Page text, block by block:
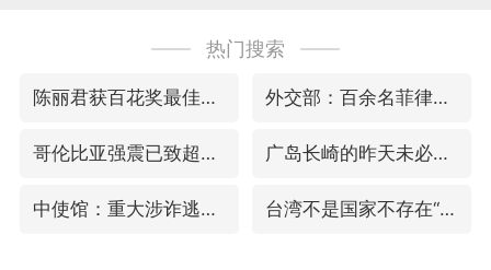
热门搜索
陈丽君获百花奖最佳新人 外交部：百余名菲律宾公民因非法就业、非法居留被依法处理
哥伦比亚强震已致超20人死亡 广岛长崎的昨天未必不会是日本的明天
中使馆：重大涉诈逃犯檀某落网 台湾不是国家不存在“国格”